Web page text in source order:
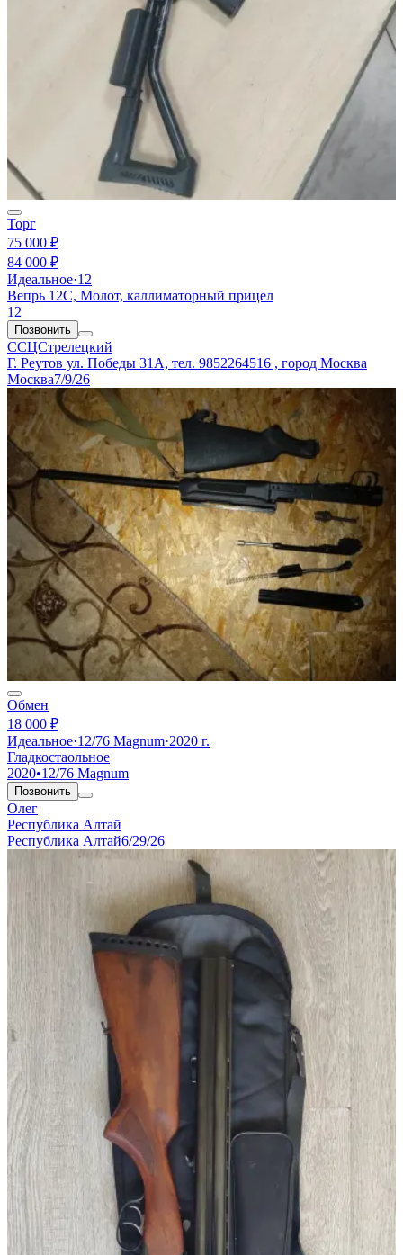
Торг
75 000 ₽
84 000 ₽
Идеальное·12
Вепрь 12С, Молот, каллиматорный прицел
12
Позвонить
ССЦСтрелецкий
Г. Реутов ул. Победы 31А, тел. 9852264516 , город Москва
Москва7/9/26
Обмен
18 000 ₽
Идеальное·12/76 Magnum·2020 г.
Гладкостаольное
2020•12/76 Magnum
Позвонить
Олег
Республика Алтай
Республика Алтай6/29/26